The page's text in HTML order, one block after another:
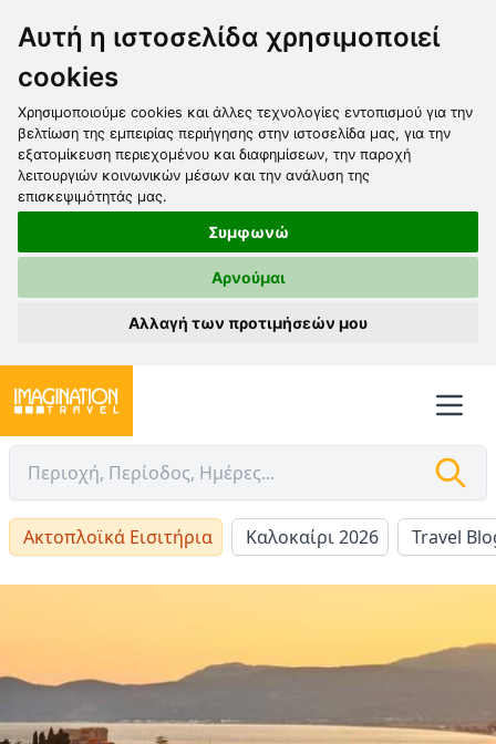
Αυτή η ιστοσελίδα χρησιμοποιεί
cookies
Χρησιμοποιούμε cookies και άλλες τεχνολογίες εντοπισμού για την
βελτίωση της εμπειρίας περιήγησης στην ιστοσελίδα μας, για την
εξατομίκευση περιεχομένου και διαφημίσεων, την παροχή
λειτουργιών κοινωνικών μέσων και την ανάλυση της
επισκεψιμότητάς μας.
Συμφωνώ
Αρνούμαι
Αλλαγή των προτιμήσεών μου
Ακτοπλοϊκά Εισιτήρια Καλοκαίρι 2026 Travel